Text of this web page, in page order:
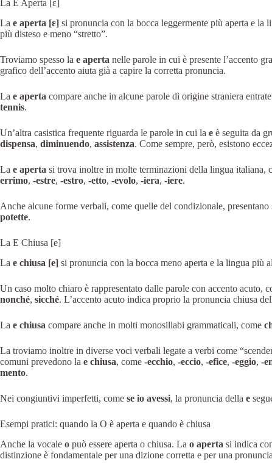
La E Aperta [ɛ]
La e aperta [ɛ] si pronuncia con la bocca leggermente più aperta e la
più disteso e meno “stretto”.
Troviamo spesso la e aperta nelle parole in cui è presente l’accento
grafico dell’accento aiuta già a capire la corretta pronuncia.
La e aperta compare anche in alcune parole di origine straniera
tennis.
Un’altra casistica frequente riguarda le parole in cui la e è seguita da
dispensa, diminuendo, assistenza. Come sempre, però, esistono
La e aperta si trova inoltre in molte terminazioni della lingua italiana,
errimo, -estre, -estro, -etto, -evolo, -iera, -iere.
Anche alcune forme verbali, come quelle del condizionale, presentano
potette.
La E Chiusa [e]
La e chiusa [e] si pronuncia con la bocca meno aperta e la lingua più
Un caso molto chiaro è rappresentato dalle parole con accento acuto,
nonché, sicché. L’accento acuto indica proprio la pronuncia chiusa
La e chiusa compare anche in molti monosillabi grammaticali, come
La troviamo inoltre in diverse voci verbali legate a verbi come
comuni prevedono la e chiusa, come -ecchio, -eccio, -efice, -eggio, -
mento.
Nei congiuntivi imperfetti, come se io avessi, la pronuncia della e
Esempi pratici: quando la O è aperta e quando è chiusa
Anche la vocale o può essere aperta o chiusa. La o aperta si indica
distinzione è fondamentale per una dizione corretta e per una